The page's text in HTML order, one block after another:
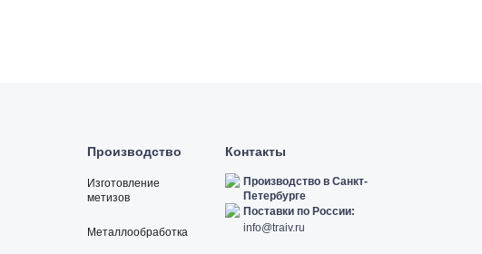
Производство
Изготовление
метизов
Металлообработка
Контакты
Производство в Санкт-
Петербурге
Поставки по России:
info@traiv.ru